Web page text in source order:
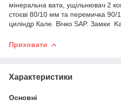
мінеральна вата, ущільнювач 2
стоєві 80/10 мм та перемичка 90/
циліндр Кале. Вічко SAP. Замки
Приховати
Характеристики
Основні